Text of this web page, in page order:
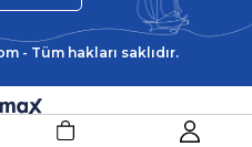
- Tüm hakları saklıdır.